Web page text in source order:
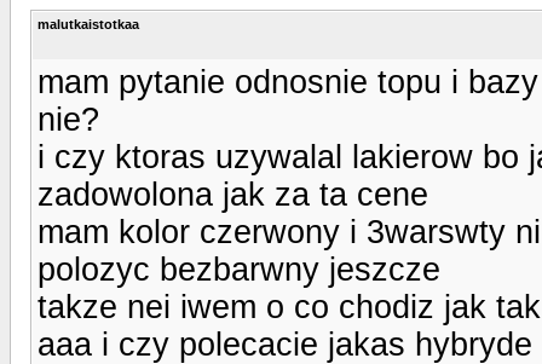
malutkaistotkaa
mam pytanie odnosnie topu i
nie?
i czy ktoras uzywalal lakierow bo
zadowolona jak za ta cene
mam kolor czerwony i 3warswty
polozyc bezbarwny jeszcze
takze nei iwem o co chodiz jak
aaa i czy polecacie jakas